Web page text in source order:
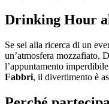
Drinking Hour
Se sei alla ricerca di un
un’atmosfera mozzafiato,
l’appuntamento
Fabbri, il divertimento è